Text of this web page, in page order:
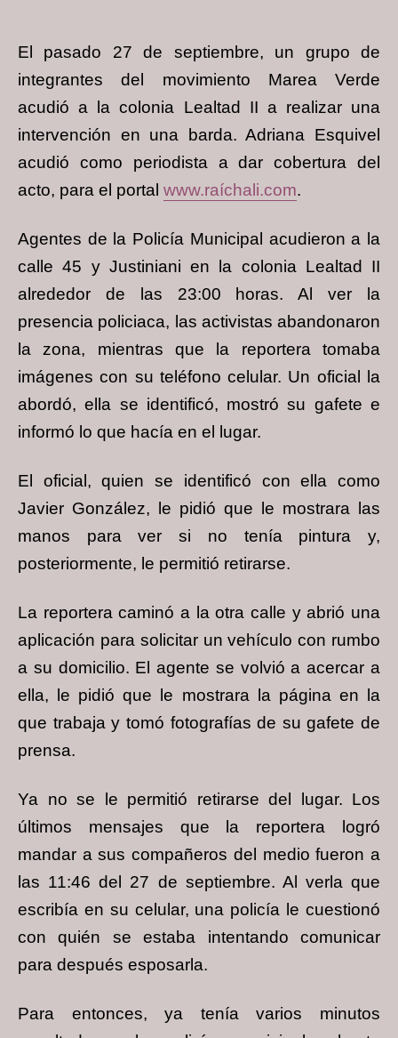
El pasado 27 de septiembre, un grupo de
integrantes del movimiento Marea Verde
acudió a la colonia Lealtad II a realizar una
intervención en una barda. Adriana Esquivel
acudió como periodista a dar cobertura del
acto, para el portal www.raíchali.com.
Agentes de la Policía Municipal acudieron a la
calle 45 y Justiniani en la colonia Lealtad II
alrededor de las 23:00 horas. Al ver la
presencia policiaca, las activistas abandonaron
la zona, mientras que la reportera tomaba
imágenes con su teléfono celular. Un oficial la
abordó, ella se identificó, mostró su gafete e
informó lo que hacía en el lugar.
El oficial, quien se identificó con ella como
Javier González, le pidió que le mostrara las
manos para ver si no tenía pintura y,
posteriormente, le permitió retirarse.
La reportera caminó a la otra calle y abrió una
aplicación para solicitar un vehículo con rumbo
a su domicilio. El agente se volvió a acercar a
ella, le pidió que le mostrara la página en la
que trabaja y tomó fotografías de su gafete de
prensa.
Ya no se le permitió retirarse del lugar. Los
últimos mensajes que la reportera logró
mandar a sus compañeros del medio fueron a
las 11:46 del 27 de septiembre. Al verla que
escribía en su celular, una policía le cuestionó
con quién se estaba intentando comunicar
para después esposarla.
Para entonces, ya tenía varios minutos